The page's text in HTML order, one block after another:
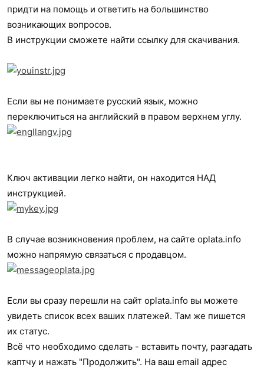
придти на помощь и ответить на большинство
возникающих вопросов.
В инструкции сможете найти ссылку для скачивания.
Если вы не понимаете русский язык, можно
переключиться на английский в правом верхнем углу.
Ключ активации легко найти, он находится НАД
инструкцией.
В случае возникновения проблем, на сайте oplata.info
можно напрямую связаться с продавцом.
Если вы сразу перешли на сайт oplata.info вы можете
увидеть список всех ваших платежей. Там же пишется
их статус.
Всё что необходимо сделать - вставить почту, разгадать
каптчу и нажать "Продолжить". На ваш email адрес